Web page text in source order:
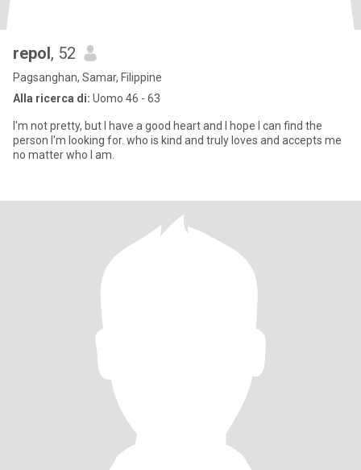
repol, 52
Pagsanghan, Samar, Filippine
Alla ricerca di: Uomo 46 - 63
I'm not pretty, but I have a good heart and I hope I can find the
person I'm looking for. who is kind and truly loves and accepts me
no matter who I am.